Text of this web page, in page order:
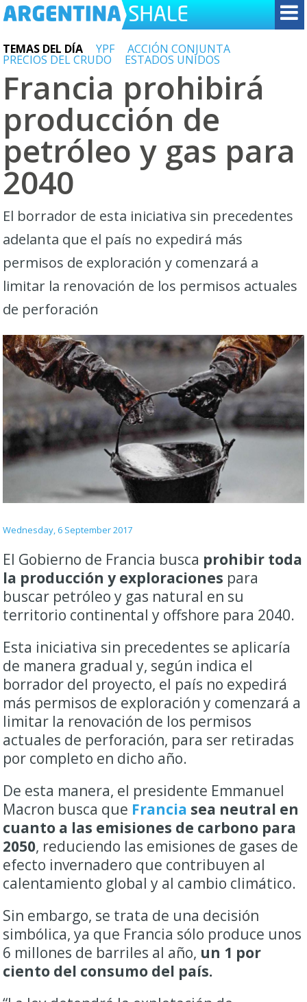
TEMAS DEL DÍA YPF ACCIÓN CONJUNTA
PRECIOS DEL CRUDO ESTADOS UNIDOS
Francia prohibirá
producción de
petróleo y gas para
2040
El borrador de esta iniciativa sin precedentes
adelanta que el país no expedirá más
permisos de exploración y comenzará a
limitar la renovación de los permisos actuales
de perforación
Wednesday, 6 September 2017
El Gobierno de Francia busca prohibir toda
la producción y exploraciones para
buscar petróleo y gas natural en su
territorio continental y offshore para 2040.
Esta iniciativa sin precedentes se aplicaría
de manera gradual y, según indica el
borrador del proyecto, el país no expedirá
más permisos de exploración y comenzará a
limitar la renovación de los permisos
actuales de perforación, para ser retiradas
por completo en dicho año.
De esta manera, el presidente Emmanuel
Macron busca que Francia sea neutral en
cuanto a las emisiones de carbono para
2050, reduciendo las emisiones de gases de
efecto invernadero que contribuyen al
calentamiento global y al cambio climático.
Sin embargo, se trata de una decisión
simbólica, ya que Francia sólo produce unos
6 millones de barriles al año, un 1 por
ciento del consumo del país.